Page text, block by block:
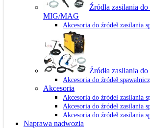
Źródła zasilania
MIG/MAG
Akcesoria do źródeł zasilania
Źródła zasilania
Akcesoria do źródeł
Akcesoria
Akcesoria do źródeł zasilania
Akcesoria do źródeł zasilania
Akcesoria do źródeł zasilania
Naprawa nadwozia